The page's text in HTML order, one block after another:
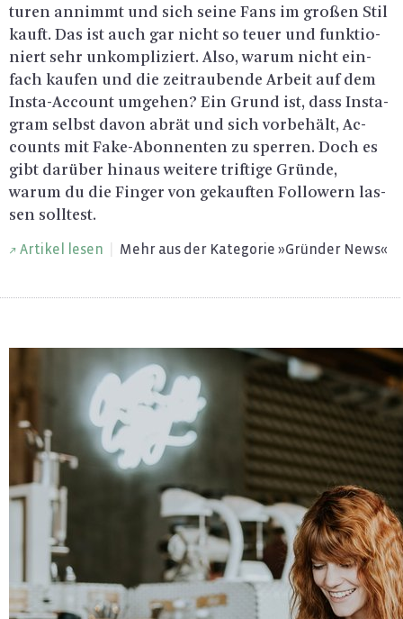
tu­ren an­nimmt und sich seine Fans im gro­ßen Stil
kauft. Das ist auch gar nicht so teuer und funk­tio­
niert sehr un­kom­pli­ziert. Also, warum nicht ein­
fach kau­fen und die zeit­rau­ben­de Ar­beit auf dem
Ins­ta-Ac­count um­ge­hen? Ein Grund ist, dass Ins­ta­
gram selbst davon abrät und sich vor­be­hält, Ac­
counts mit Fake-Abon­nen­ten zu sper­ren. Doch es
gibt dar­über hin­aus wei­te­re trif­ti­ge Grün­de,
warum du die Fin­ger von ge­kauf­ten Fol­lo­wern las­
sen soll­test.
Ar­ti­kel lesen Mehr aus der Ka­te­go­rie »Grün­der News«